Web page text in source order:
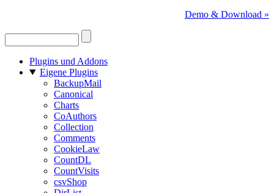
Demo & Download »
Plugins und Addons
Eigene Plugins
BackupMail
Canonical
Charts
CoAuthors
Collection
Comments
CookieLaw
CountDL
CountVisits
csvShop